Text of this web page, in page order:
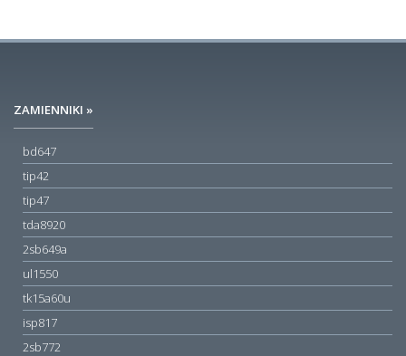
ZAMIENNIKI »
bd647
tip42
tip47
tda8920
2sb649a
ul1550
tk15a60u
isp817
2sb772